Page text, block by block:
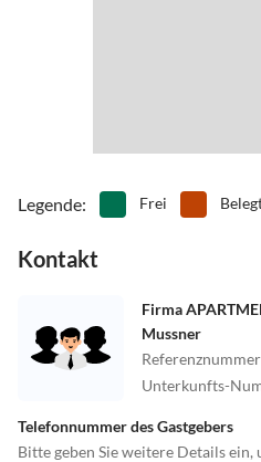
Legende: Frei
Kontakt
Firma
Mussner
Referenznummer
Unterkunfts-
Telefonnummer des Gastgebers
Bitte geben Sie weitere Details